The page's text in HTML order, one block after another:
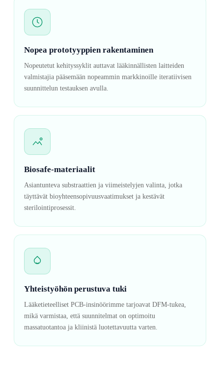
Nopea prototyyppien rakentaminen
Nopeutetut kehityssyklit auttavat lääkinnällisten laitteiden
valmistajia pääsemään nopeammin markkinoille iteratiivisen
suunnittelun testauksen avulla.
Biosafe-materiaalit
Asiantunteva substraattien ja viimeistelyjen valinta, jotka
täyttävät bioyhteensopivuusvaatimukset ja kestävät
sterilointiprosessit.
Yhteistyöhön perustuva tuki
Lääketieteelliset PCB-insinöörimme tarjoavat DFM-tukea,
mikä varmistaa, että suunnitelmat on optimoitu
massatuotantoa ja kliinistä luotettavuutta varten.